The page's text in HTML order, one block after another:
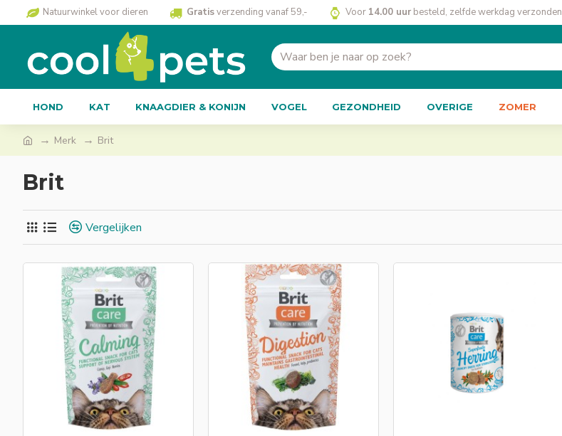
Natuurwinkel voor dieren Gratisverzending vanaf 59,- Voor 14.00 uur besteld, zelfde werkdag verzonden
HOND KAT KNAAGDIER & KONIJN VOGEL GEZONDHEID OVERIGE ZOMER
Merk Brit
Brit
Vergelijken